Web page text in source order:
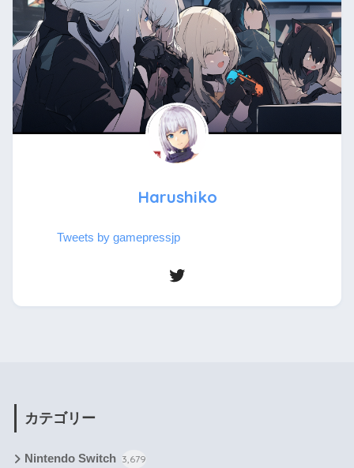
Harushiko
Tweets by gamepressjp
カテゴリー
Nintendo Switch 3,679